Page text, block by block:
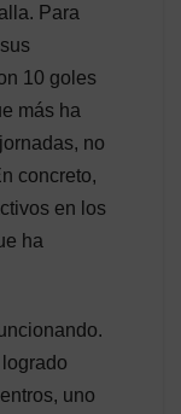
Para
10 goles
más ha
no
concreto,
en los
ha
uno